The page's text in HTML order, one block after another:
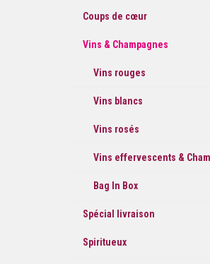
Coups de cœur
Vins & Champagnes
Vins rouges
Vins blancs
Vins rosés
Vins effervescents &
Bag In Box
Spécial livraison
Spiritueux